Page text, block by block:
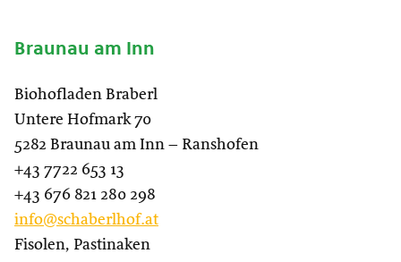
Braunau am Inn
Biohofladen Braberl
Untere Hofmark 70
5282 Braunau am Inn – Ranshofen
+43 7722 653 13
+43 676 821 280 298
info@schaberlhof.at
Fisolen, Pastinaken